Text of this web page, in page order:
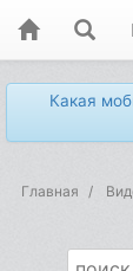
Какая
Главная